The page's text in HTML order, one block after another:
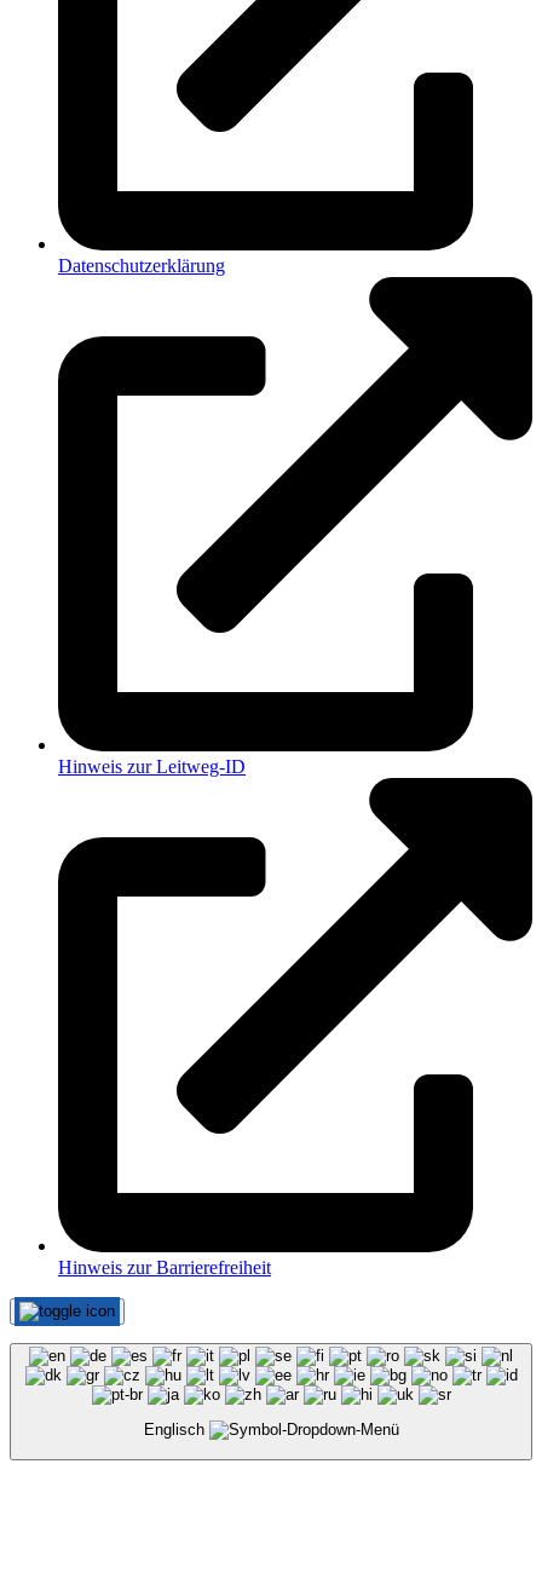
Datenschutzerklärung
Hinweis zur Leitweg-ID
Hinweis zur Barrierefreiheit
Englisch